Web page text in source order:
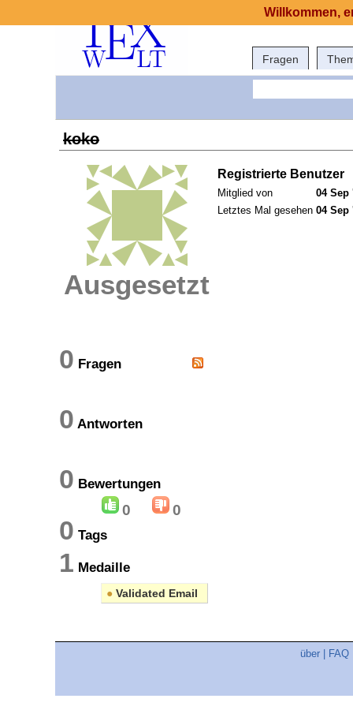
Fragen
koko
Ausgesetzt
Registrierte Benutzer
Mitglied von
04 Sep
Letztes Mal gesehen 04 Sep
0 Fragen
0 Antworten
0 Bewertungen
0 0
0 Tags
1 Medaille
● Validated Email
über FAQ
Willkommen,